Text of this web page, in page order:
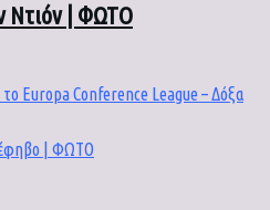
Ντιόν | ΦΩΤΟ